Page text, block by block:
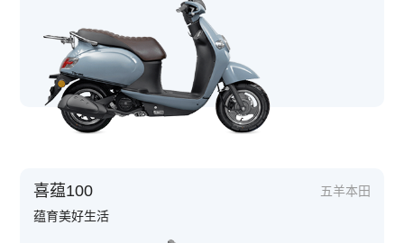
喜蕴100
五羊本田
蕴育美好生活